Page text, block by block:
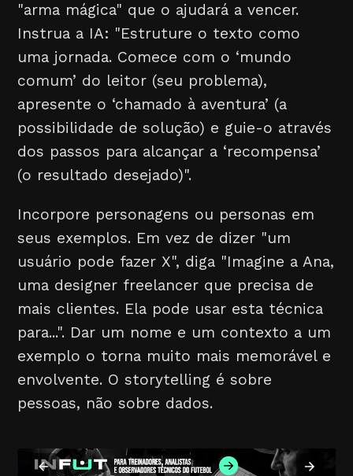
"arma mágica" que o ajudará a vencer.
Instrua a IA: "Estruture o texto como
uma jornada. Comece com o ‘mundo
comum’ do leitor (seu problema),
apresente o ‘chamado à aventura’ (a
possibilidade de solução) e guie-o através
dos passos para alcançar a ‘recompensa’
(o resultado desejado)".
Incorpore personagens ou personas em
seus exemplos. Em vez de dizer "um
usuário pode fazer X", diga "Imagine a Ana,
uma designer freelancer que precisa de
mais clientes. Ela pode usar esta técnica
para...". Dar um nome e um contexto a um
exemplo o torna muito mais memorável e
envolvente. O storytelling é sobre
pessoas, não sobre dados.